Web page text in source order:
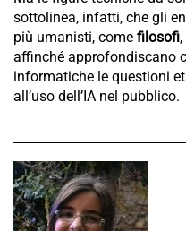
sottolinea, infatti, che gli
più umanisti, come filosofi,
affinché approfondiscano
informatiche le questioni
all’uso dell’IA nel pubblico.